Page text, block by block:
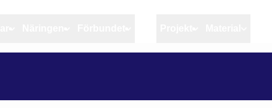
Artiklar Näringen Förbundet